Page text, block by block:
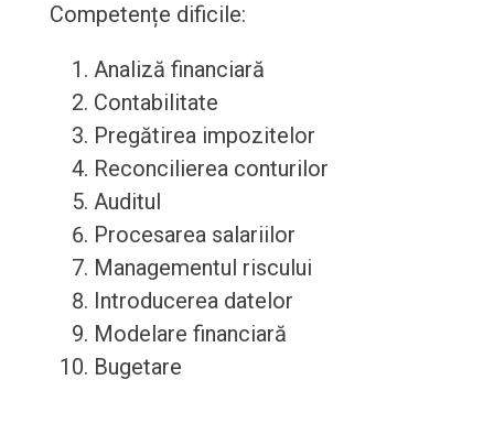
Competențe dificile:
Analiză financiară
Contabilitate
Pregătirea impozitelor
Reconcilierea conturilor
Auditul
Procesarea salariilor
Managementul riscului
Introducerea datelor
Modelare financiară
Bugetare